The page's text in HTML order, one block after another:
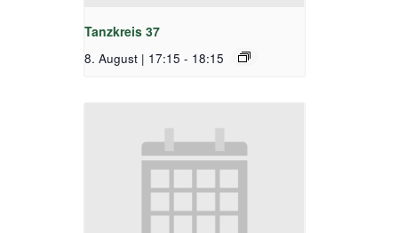
Tanzkreis 37
8. August | 17:15 - 18:15